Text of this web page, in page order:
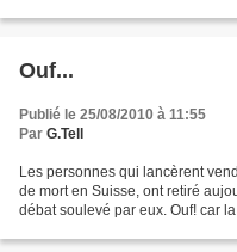
Ouf...
Publié le 25/08/2010 à 11:55
Par G.Tell
Les personnes qui lancèrent
de mort en Suisse, ont retiré
débat soulevé par eux. Ouf! car